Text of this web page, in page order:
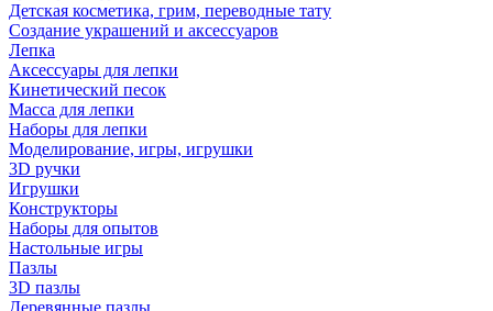
Детская косметика, грим, переводные тату
Создание украшений и аксессуаров
Лепка
Аксессуары для лепки
Кинетический песок
Масса для лепки
Наборы для лепки
Моделирование, игры, игрушки
3D ручки
Игрушки
Конструкторы
Наборы для опытов
Настольные игры
Пазлы
3D пазлы
Деревянные пазлы